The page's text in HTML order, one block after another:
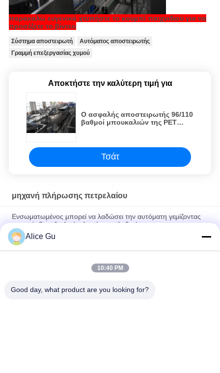
παρακαλώ ευγενικά χτυπήστε το κουμπί παιχνιδιού για να
προσέξετε το βίντεο
Σύστημα αποστειρωτή
Αυτόματος αποστειρωτής
Γραμμή επεξεργασίας χυμού
Αποκτήστε την καλύτερη τιμή για
Ο ασφαλής αποστειρωτής 96/110
βαθμοί μπουκαλιών της PET
μπουκαλιών ανατρέπει τη γωνία
Τσάτ
μηχανή πλήρωσης πετρελαίου
Ενσωματωμένος μπορεί να λαδώσει την αυτόματη γεμίζοντας
γραμμή, 2 σε 1 υλικό πληρώσεως λαδιού
Πλαστικό 5L ανοξείδωτο 304 τύπων εμβόλων μηχανών υλικών
πληρώσεως μπουκαλιών πετρελαίου μηχανών
Αυτόματες γραμμικές πλαστικές λιπαντικό/μηχανή βάζων
Alice Gu
10:40 PM
Good day, what product are you looking for?